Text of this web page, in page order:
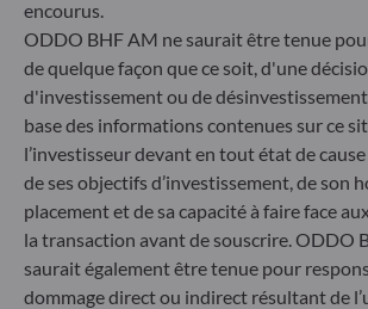
ODDO BHF Asset Management LUX
6, rue Gabriel Lippmann
L-5365 Munsbach
Luxembourg
+352 45 76 76 245
Enregistré au registre du commerce et des
Luxembourg sous le numéro B 29891 Agréé
par la commission de Surveillance du
(CSSF)
encourus.
ODDO BHF AM ne saurait être tenue
de quelque façon que ce soit, d'une
d'investissement ou de
base des informations contenues sur ce
l’investisseur devant en tout état de
de ses objectifs d’investissement, de son
placement et de sa capacité à faire face
la transaction avant de souscrire. ODDO
saurait également être tenue pour
dommage direct ou indirect résultant de